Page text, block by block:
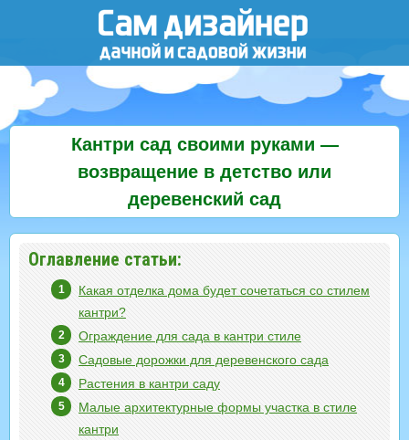
Кантри сад своими руками —
возвращение в детство или
деревенский сад
Оглавление статьи:
Какая отделка дома будет сочетаться со стилем
кантри?
Ограждение для сада в кантри стиле
Садовые дорожки для деревенского сада
Растения в кантри саду
Малые архитектурные формы участка в стиле
кантри